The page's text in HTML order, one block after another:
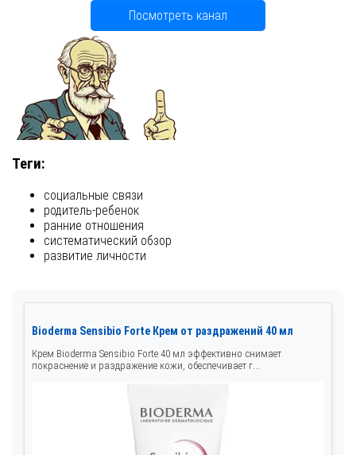
Посмотреть канал
Теги:
социальные связи
родитель-ребенок
ранние отношения
систематический обзор
развитие личности
Bioderma Sensibio Forte Крем от раздражений 40 мл
Крем Bioderma Sensibio Forte 40 мл эффективно снимает
покраснение и раздражение кожи, обеспечивает г...